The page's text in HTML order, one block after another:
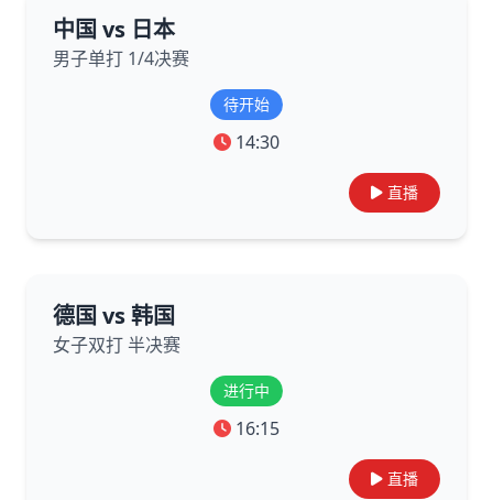
中国 vs 日本
男子单打 1/4决赛
待开始
14:30
直播
德国 vs 韩国
女子双打 半决赛
进行中
16:15
直播